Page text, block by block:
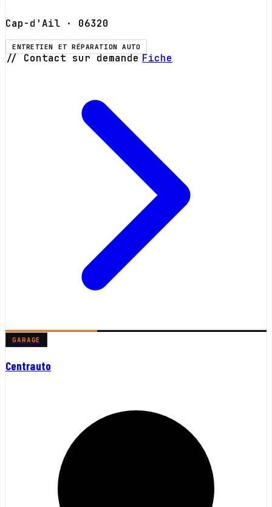
Cap-d'Ail · 06320
ENTRETIEN ET RÉPARATION AUTO
// Contact sur demande Fiche
GARAGE
Centrauto